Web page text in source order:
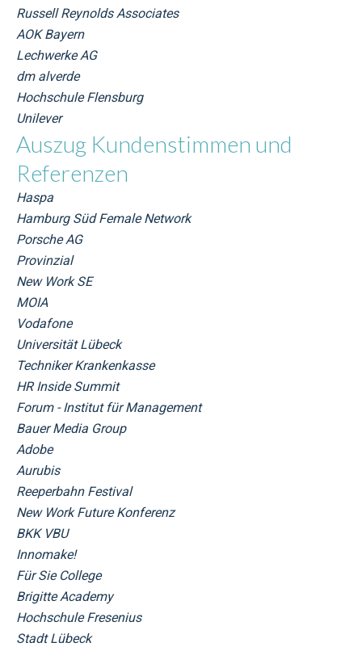
Russell Reynolds Associates
AOK Bayern
Lechwerke AG
dm alverde
Hochschule Flensburg
Unilever
Auszug Kundenstimmen und
Referenzen
Haspa
Hamburg Süd Female Network
Porsche AG
Provinzial
New Work SE
MOIA
Vodafone
Universität Lübeck
Techniker Krankenkasse
HR Inside Summit
Forum - Institut für Management
Bauer Media Group
Adobe
Aurubis
Reeperbahn Festival
New Work Future Konferenz
BKK VBU
Innomake!
Für Sie College
Brigitte Academy
Hochschule Fresenius
Stadt Lübeck